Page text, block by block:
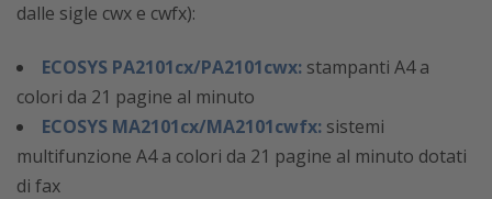
dalle sigle cwx e cwfx):
ECOSYS PA2101cx/PA2101cwx: stampanti A4 a
colori da 21 pagine al minuto
ECOSYS MA2101cx/MA2101cwfx: sistemi
multifunzione A4 a colori da 21 pagine al minuto dotati
di fax